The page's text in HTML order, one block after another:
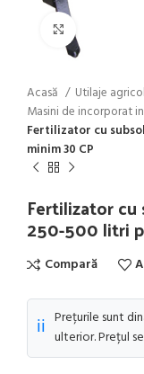
Acasă Utilaje
Masini de incorporat
Fertilizator cu
minim 30 CP
Fertilizator cu
250-500 litri
Compară
ℹ️ Prețurile sunt
ulterior. Prețul